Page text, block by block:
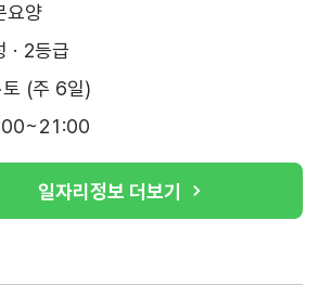
요양
· 2등급
(주 6일)
일자리정보 더보기